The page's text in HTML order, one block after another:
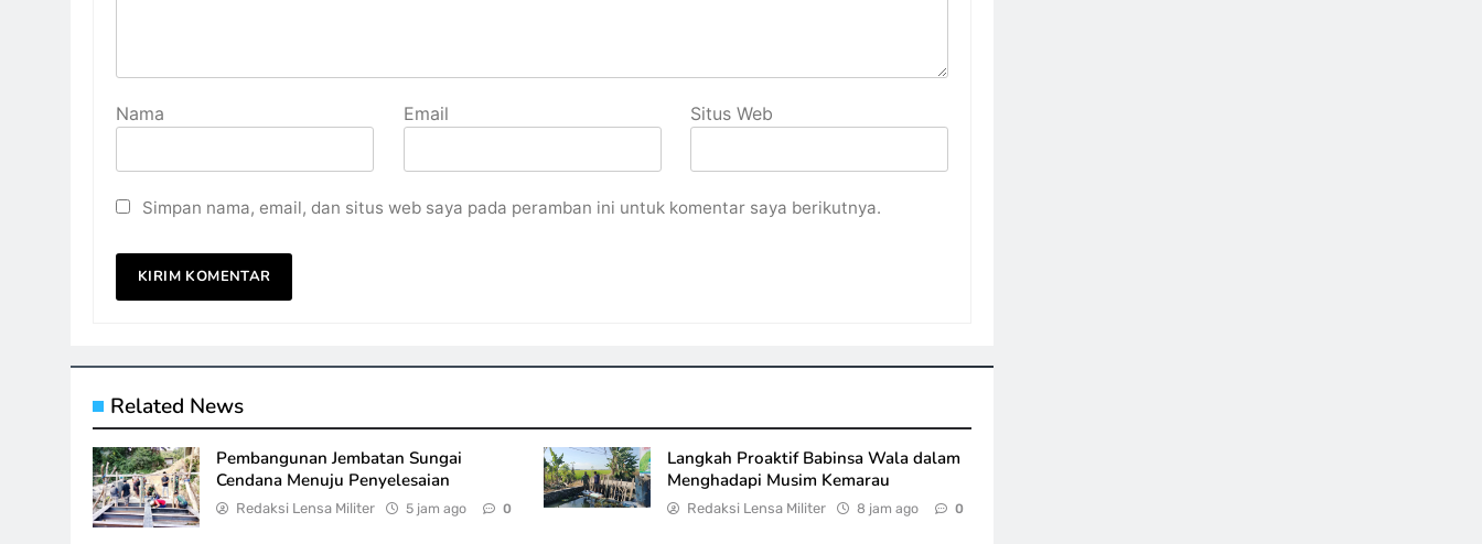
Nama Email Situs Web
Simpan nama, email, dan situs web saya pada peramban ini untuk komentar saya berikutnya.
Related News
Pembangunan Jembatan Sungai
Cendana Menuju Penyelesaian
Redaksi Lensa Militer 5 jam ago 0
Langkah Proaktif Babinsa Wala dalam
Menghadapi Musim Kemarau
Redaksi Lensa Militer 8 jam ago 0